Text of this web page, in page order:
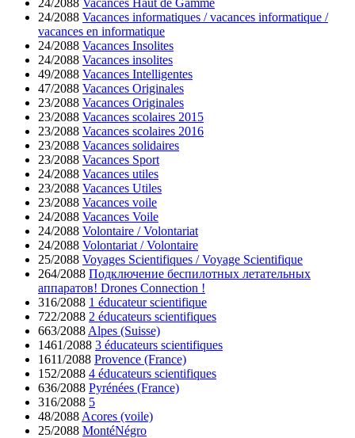
24/2088 Vacances informatiques / vacances informatique /
vacances en informatique
24/2088 Vacances Insolites
24/2088 Vacances insolites
49/2088 Vacances Intelligentes
47/2088 Vacances Originales
23/2088 Vacances Originales
23/2088 Vacances scolaires 2015
23/2088 Vacances scolaires 2016
23/2088 Vacances solidaires
23/2088 Vacances Sport
24/2088 Vacances utiles
23/2088 Vacances Utiles
23/2088 Vacances voile
24/2088 Vacances Voile
24/2088 Volontaire / Volontariat
24/2088 Volontariat / Volontaire
25/2088 Voyages Scientifiques / Voyage Scientifique
264/2088 Подключение беспилотных летательных
аппаратов! Drones Connection !
316/2088 1 éducateur scientifique
722/2088 2 éducateurs scientifiques
663/2088 Alpes (Suisse)
1461/2088 3 éducateurs scientifiques
1611/2088 Provence (France)
152/2088 4 éducateurs scientifiques
636/2088 Pyrénées (France)
316/2088 5
48/2088 Acores (voile)
25/2088 MontéNégro